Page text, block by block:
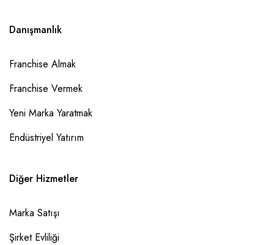
Danışmanlık
Franchise Almak
Franchise Vermek
Yeni Marka Yaratmak
Endüstriyel Yatırım
Diğer Hizmetler
Marka Satışı
Şirket Evliliği